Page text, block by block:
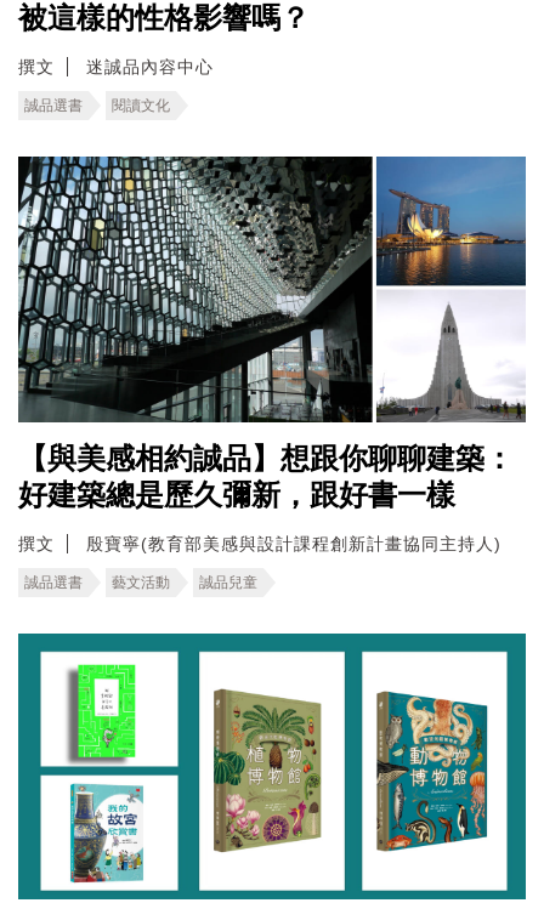
被這樣的性格影響嗎？
撰文 迷誠品內容中心
誠品選書 閱讀文化
【與美感相約誠品】想跟你聊聊建築：
好建築總是歷久彌新，跟好書一樣
撰文 殷寶寧(教育部美感與設計課程創新計畫協同主持人)
誠品選書 藝文活動 誠品兒童